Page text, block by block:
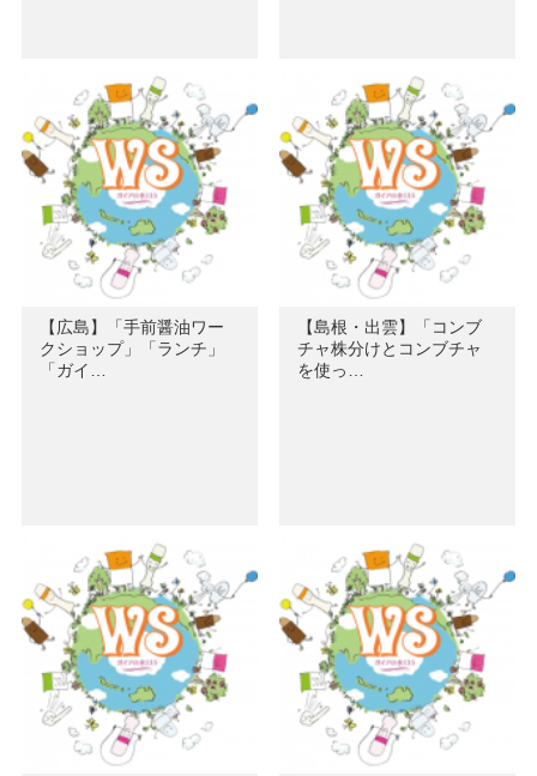
【広島】「手前醤油ワー
クショップ」「ランチ」
「ガイ…
【島根・出雲】「コンブ
チャ株分けとコンブチャ
を使っ…